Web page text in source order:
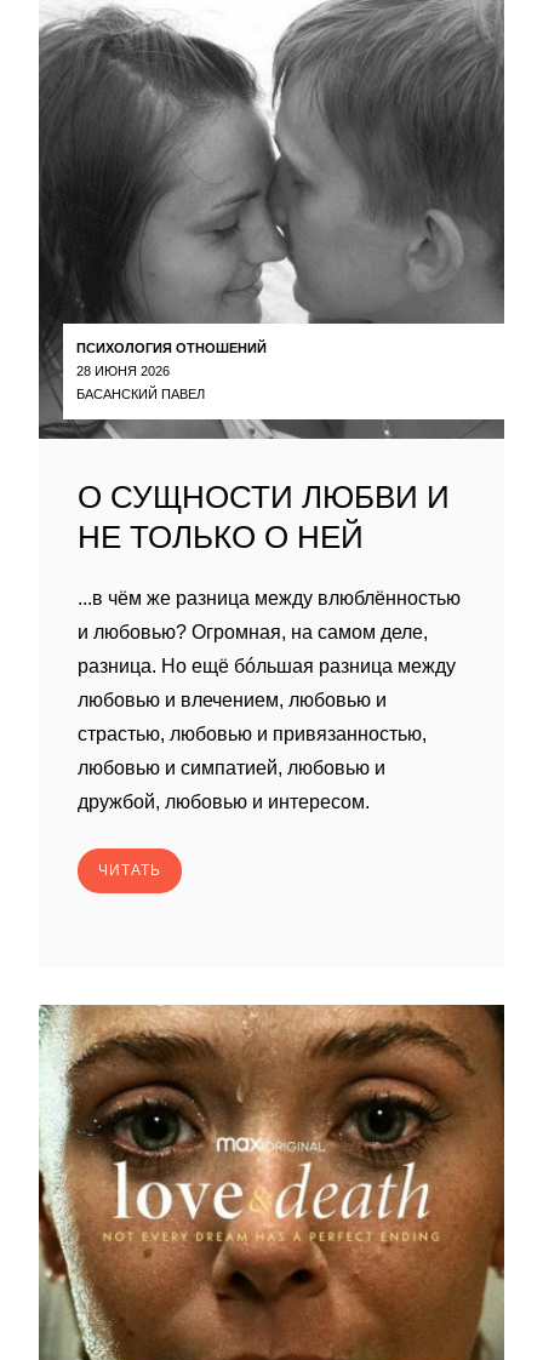
ПСИХОЛОГИЯ ОТНОШЕНИЙ
28 ИЮНЯ 2026
БАСАНСКИЙ ПАВЕЛ
О СУЩНОСТИ ЛЮБВИ И
НЕ ТОЛЬКО О НЕЙ
...в чём же разница между влюблённостью
и любовью? Огромная, на самом деле,
разница. Но ещё бóльшая разница между
любовью и влечением, любовью и
страстью, любовью и привязанностью,
любовью и симпатией, любовью и
дружбой, любовью и интересом.
ЧИТАТЬ